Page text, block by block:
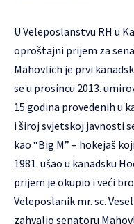
U Veleposlanstvu RH u
oproštajni prijem za
Mahovlich je prvi
se u prosincu 2013.
15 godina provedenih u
i široj svjetskoj javnosti
kao “Big M” – hokejaš
1981. ušao u kanadsku
prijem je okupio i veći
Veleposlanik mr. sc.
zahvalio senatoru